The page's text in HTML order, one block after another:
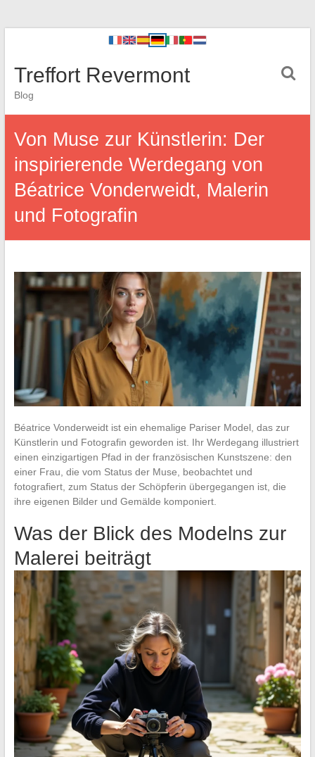
Treffort Revermont
Blog
Von Muse zur Künstlerin: Der
inspirierende Werdegang von
Béatrice Vonderweidt, Malerin
und Fotografin
Béatrice Vonderweidt ist ein ehemalige Pariser Model, das zur
Künstlerin und Fotografin geworden ist. Ihr Werdegang illustriert
einen einzigartigen Pfad in der französischen Kunstszene: den
einer Frau, die vom Status der Muse, beobachtet und
fotografiert, zum Status der Schöpferin übergegangen ist, die
ihre eigenen Bilder und Gemälde komponiert.
Was der Blick des Modelns zur
Malerei beiträgt